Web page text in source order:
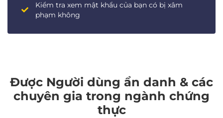
Kiểm tra xem mật khẩu của bạn có bị xâm
phạm không
Được Người dùng ẩn danh & các
chuyên gia trong ngành chứng
thực